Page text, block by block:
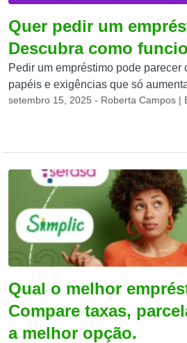
Quer pedir um
Descubra como
Pedir um empréstimo pode parecer
papéis e exigências que só
setembro 15, 2025 - Roberta Campos |
Qual o melhor
Compare taxas,
a melhor opção.